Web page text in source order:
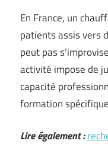
En France, un
patients assis vers
peut pas
activité impose de
capacité
formation
Lire également :